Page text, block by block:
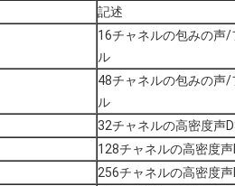
記述
16チャネルの包みの声/
ル
48チャネルの包みの声/
ル
32チャネルの高密度声
128チャネルの高密度
256チャネルの高密度